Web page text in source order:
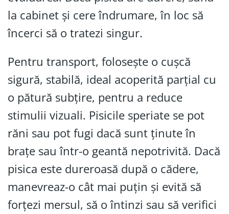
la cabinet și cere îndrumare, în loc să
încerci să o tratezi singur.
Pentru transport, folosește o cușcă
sigură, stabilă, ideal acoperită parțial cu
o pătură subțire, pentru a reduce
stimulii vizuali. Pisicile speriate se pot
răni sau pot fugi dacă sunt ținute în
brațe sau într-o geantă nepotrivită. Dacă
pisica este dureroasă după o cădere,
manevreaz-o cât mai puțin și evită să
forțezi mersul, să o întinzi sau să verifici